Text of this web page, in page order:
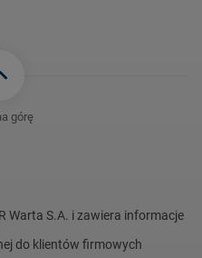
górę
Warta S.A. i zawiera informacje
do klientów firmowych